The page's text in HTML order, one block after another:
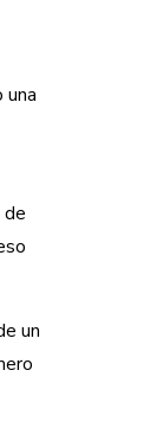
una
un